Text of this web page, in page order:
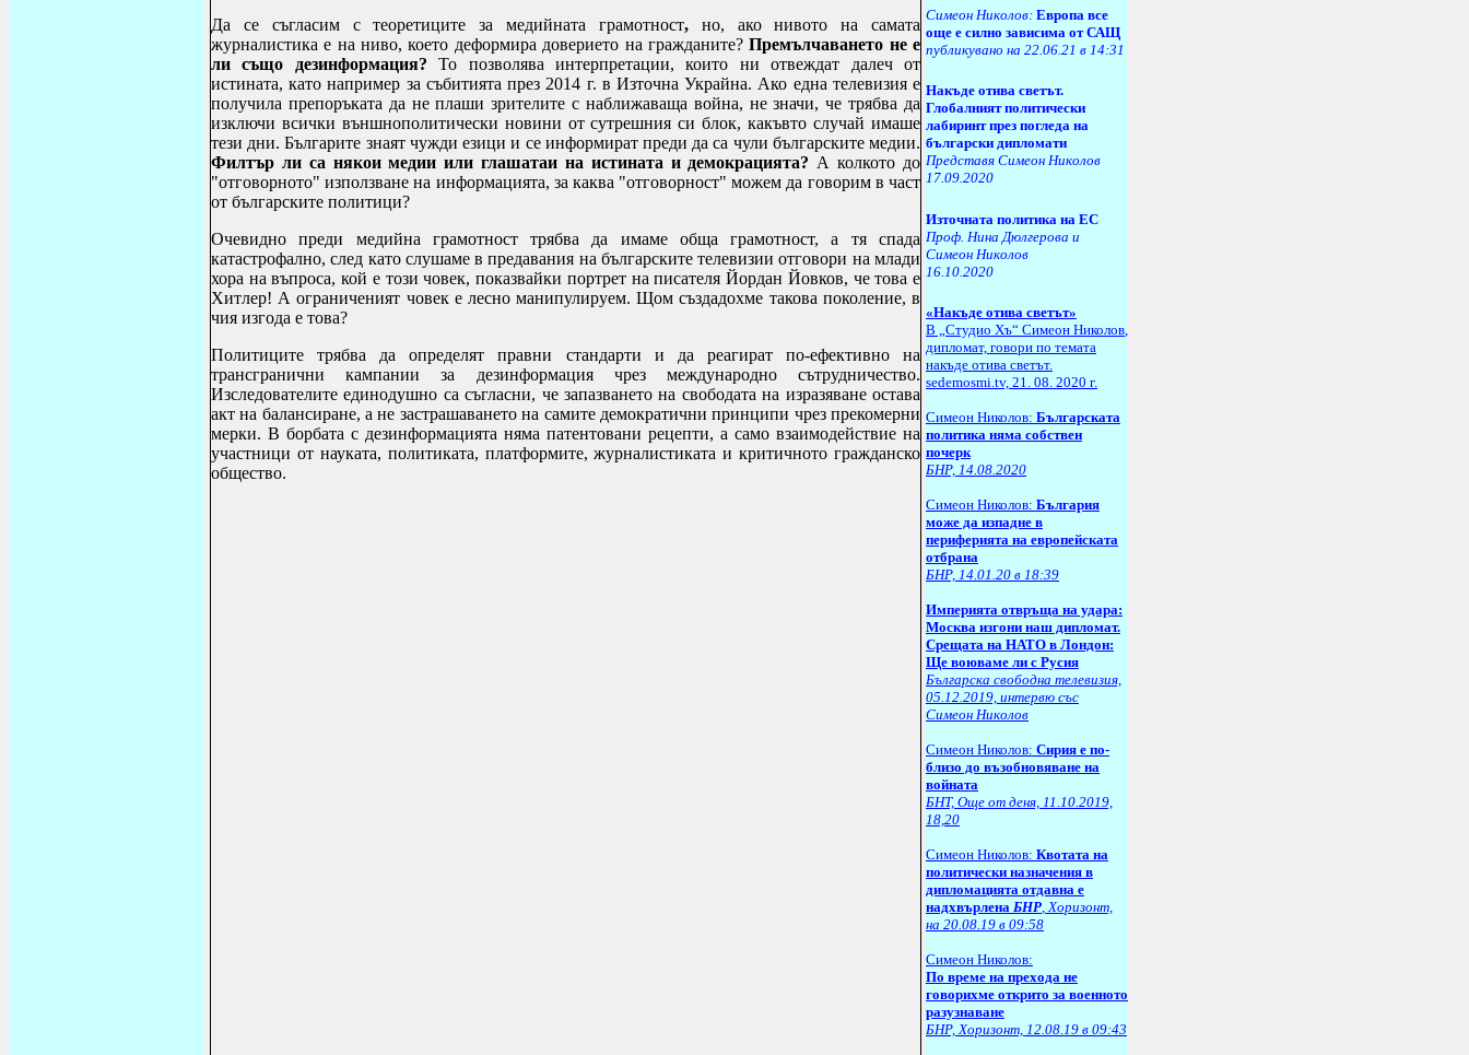
Да се съгласим с теоретиците за медийната грамотност, но, ако нивото на самата
журналистика е на ниво, което деформира доверието на гражданите?Премълчаването не е
ли също дезинформация? То позволява интерпретации, които ни отвеждат далеч от
истината, като например за събитията през 2014 г. в Източна Украйна. Ако една телевизия е
получила препоръката да не плаши зрителите с наближаваща война, не значи, че трябва да
изключи всички външнополитически новини от сутрешния си блок, какъвто случай имаше
тези дни. Българите знаят чужди езици и се информират преди да са чули българските медии.
Филтър ли са някои медии или глашатаи на истината и демокрацията? А колкото до
"отговорното" използване на информацията, за каква "отговорност" можем да говорим в част
от българските политици?
Очевидно преди медийна грамотност трябва да имаме обща грамотност, а тя спада
катастрофално, след като слушаме в предавания на българските телевизии отговори на млади
хора на въпроса, кой е този човек, показвайки портрет на писателя Йордан Йовков, че това е
Хитлер! А ограниченият човек е лесно манипулируем. Щом създадохме такова поколение, в
чия изгода е това?
Политиците трябва да определят правни стандарти и да реагират по-ефективно на
трансгранични кампании за дезинформация чрез международно сътрудничество.
Изследователите единодушно са съгласни, че запазването на свободата на изразяване остава
акт на балансиране, а не застрашаването на самите демократични принципи чрез прекомерни
мерки. В борбата с дезинформацията няма патентовани рецепти, а само взаимодействие на
участници от науката, политиката, платформите, журналистиката и критичното гражданско
общество.
Симеон Николов: Европа все
още е силно зависима от САЩ
публикувано на 22.06.21 в 14:31
Накъде отива светът.
Глобалният политически
лабиринт през погледа на
български дипломати
Представя Симеон Николов
17.09.2020
Източната политика на ЕС
Проф. Нина Дюлгерова и
Симеон Николов
16.10.2020
«Накъде отива светът»
В „Студио Хъ“ Симеон Николов,
дипломат, говори по темата
накъде отива светът.
sedemosmi.tv, 21. 08. 2020 г.
Симеон Николов: Българската
политика няма собствен
почерк
БНР, 14.08.2020
Симеон Николов: България
може да изпадне в
периферията на европейската
отбрана
БНР, 14.01.20 в 18:39
Империята отвръща на удара:
Москва изгони наш дипломат.
Срещата на НАТО в Лондон:
Ще воюваме ли с Русия
Българска свободна телевизия,
05.12.2019, интервю със
Симеон Николов
Симеон Николов: Сирия е по-
близо до възобновяване на
войната
БНТ, Още от деня, 11.10.2019,
18,20
Симеон Николов: Квотата на
политически назначения в
дипломацията отдавна е
надхвърлена БНР, Хоризонт,
на 20.08.19 в 09:58
Симеон Николов:
По време на прехода не
говорихме открито за военното
разузнаване
БНР, Хоризонт, 12.08.19 в 09:43